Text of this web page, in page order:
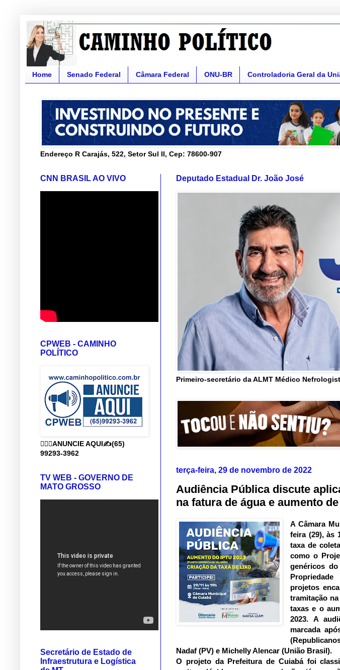
Home Senado Federal Câmara Federal ONU-BR Controladoria Geral da
Endereço R Carajás, 522, Setor Sul II, Cep: 78600-907
Deputado Estadual Dr. João José
Primeiro-secretário da ALMT Médico
terça-feira, 29 de novembro de 2022
Audiência Pública discute
na fatura de água e aumento
A Câmara
feira (29), às
taxa de
como o
genéricos
projetos
tramitação
taxas e o
2023.A
marcada
Nadaf (PV) e Michelly Alencar (União Brasil).
O projeto da Prefeitura de Cuiabá foi
CNN BRASIL AO VIVO
CPWEB - CAMINHO
POLÍTICO
👨🏻‍⚕️ANUNCIE AQUI✍️(65)
99293-3962
TV WEB - GOVERNO DE
MATO GROSSO
Secretário de Estado de
Infraestrutura e Logística